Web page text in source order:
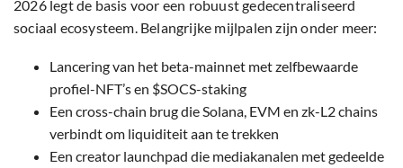
2026 legt de basis voor een robuust gedecentraliseerd
sociaal ecosysteem. Belangrijke mijlpalen zijn onder meer:
Lancering van het beta-mainnet met zelfbewaarde
profiel-NFT’s en $SOCS-staking
Een cross-chain brug die Solana, EVM en zk-L2 chains
verbindt om liquiditeit aan te trekken
Een creator launchpad die mediakanalen met gedeelde